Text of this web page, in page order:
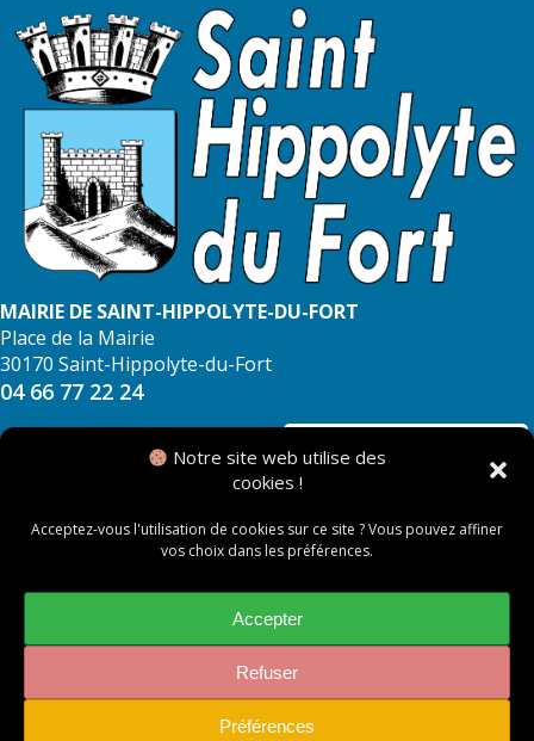
Notre site web utilise des
cookies !
Acceptez-vous l'utilisation de cookies sur ce site ? Vous pouvez affiner
vos choix dans les préférences.
Accepter
Refuser
Préférences
MAIRIE DE SAINT-HIPPOLYTE-DU-FORT
Place de la Mairie
30170 Saint-Hippolyte-du-Fort
04 66 77 22 24
NOUS CONTACTER
Mentions légales
Politique des cookies